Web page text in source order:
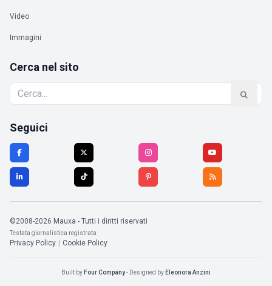
Video
Immagini
Cerca nel sito
Seguici
©2008-2026 Mauxa - Tutti i diritti riservati
Testata giornalistica registrata
Privacy Policy | Cookie Policy
Built by Four Company- Designed by Eleonora Anzini